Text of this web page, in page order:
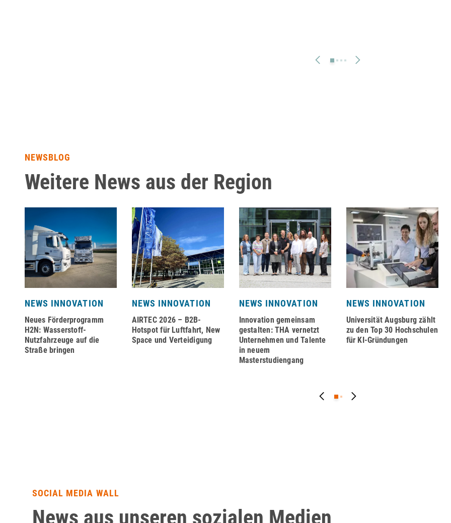
NEWSBLOG
Weitere News aus der Region
NEWS INNOVATION
Neues Förderprogramm
H2N: Wasserstoff-
Nutzfahrzeuge auf die
Straße bringen
NEWS INNOVATION
AIRTEC 2026 – B2B-
Hotspot für Luftfahrt, New
Space und Verteidigung
NEWS INNOVATION
Innovation gemeinsam
gestalten: THA vernetzt
Unternehmen und Talente
in neuem
Masterstudiengang
NEWS INNOVATION
Universität Augsburg zählt
zu den Top 30 Hochschulen
für KI-Gründungen
SOCIAL MEDIA WALL
News aus unseren sozialen Medien